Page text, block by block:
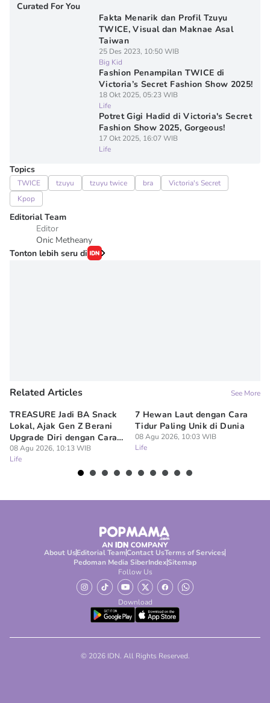
Curated For You
Fakta Menarik dan Profil Tzuyu
TWICE, Visual dan Maknae Asal
Taiwan
25 Des 2023, 10:50 WIB
Big Kid
Fashion Penampilan TWICE di
Victoria’s Secret Fashion Show 2025!
18 Okt 2025, 05:23 WIB
Life
Potret Gigi Hadid di Victoria's Secret
Fashion Show 2025, Gorgeous!
17 Okt 2025, 16:07 WIB
Life
Topics
TWICE tzuyu tzuyu twice bra
Victoria's Secret
Kpop
Editorial Team
Editor
Onic Metheany
Tonton lebih seru di
Related Articles See More
TREASURE Jadi BA Snack
Lokal, Ajak Gen Z Berani
Upgrade Diri dengan Cara
Sendiri
08 Agu 2026, 10:13 WIB
Life
7 Hewan Laut dengan Cara
Tidur Paling Unik di Dunia
08 Agu 2026, 10:03 WIB
Life
About UsEditorial TeamContact UsTerms of Services
Pedoman Media SiberIndexSitemap
Follow Us
Download
© 2026 IDN. All Rights Reserved.